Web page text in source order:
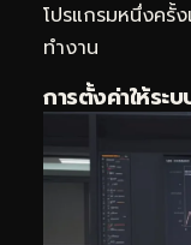
โปรแกรมหนึ่งครั้ง
ทำงาน
การตั้งค่าให้ระ